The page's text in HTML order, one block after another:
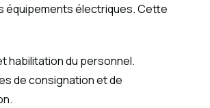
équipements électriques. Cette
habilitation du personnel.
de consignation et de